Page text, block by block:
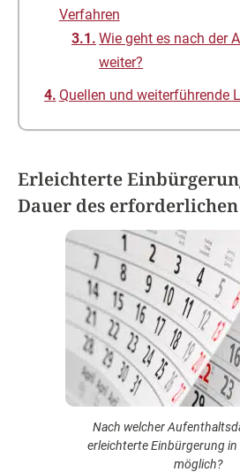
Verfahren
Wie geht es nach der
weiter?
Quellen und weiterführende
Erleichterte
Dauer des
Nach welcher
erleichterte Einbürgerung
möglich?